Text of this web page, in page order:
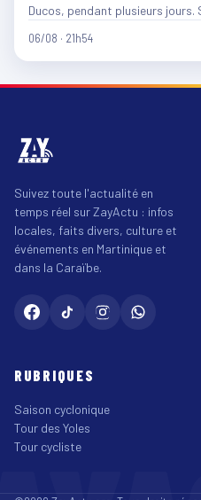
Ducos, pendant plusieurs
06/08 · 21h54
Suivez toute l'actualité en
temps réel sur ZayActu : infos
locales, faits divers, culture et
événements en Martinique et
dans la Caraïbe.
RUBRIQUES
Saison cyclonique
Tour des Yoles
Tour cycliste